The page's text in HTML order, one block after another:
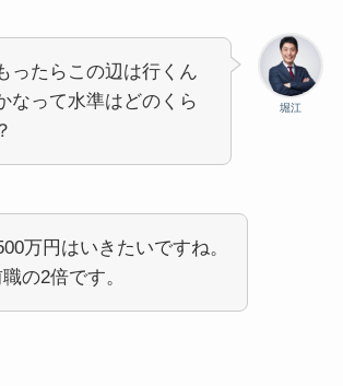
堀江
ったらこの辺は行くん
なって水準はどのくら
万円はいきたいですね。
の2倍です。